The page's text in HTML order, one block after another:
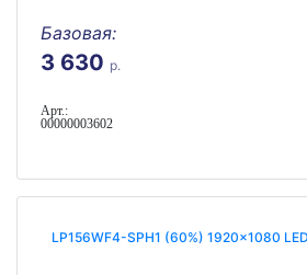
Базовая:
3 630 р.
Арт.:
00000003602
LP156WF4-SPH1 (60%) 1920x1080